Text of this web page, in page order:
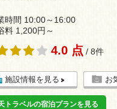
時間 10:00～16:00
料 1,200円～
4.0 点 / 8件
施設情報を見る お
トラベルの宿泊プランを見る